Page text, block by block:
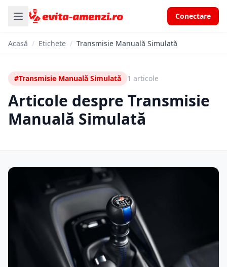
Conectare
Acasă / Etichete / Transmisie Manuală Simulată
#Transmisie Manuală Simulată 1 articole
Articole despre Transmisie
Manuală Simulată